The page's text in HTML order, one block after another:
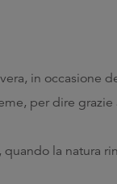
in occasione
per dire
la natura